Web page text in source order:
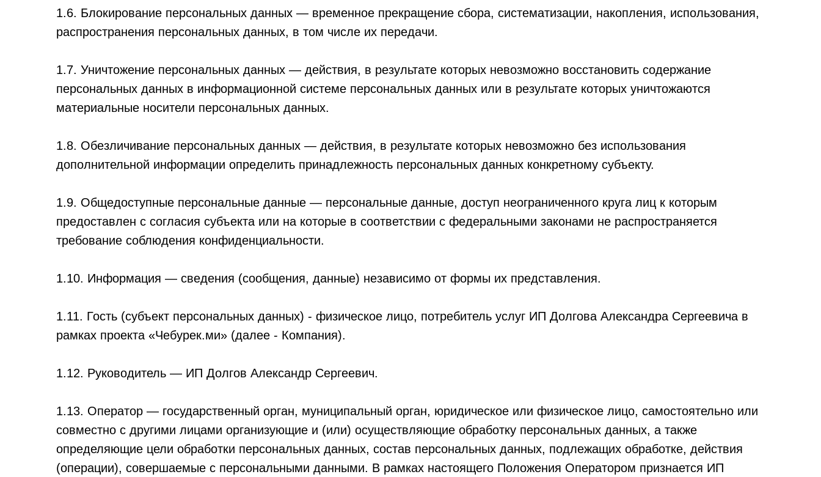
1.6. Блокирование персональных данных — временное прекращение сбора, систематизации, накопления, использования,
распространения персональных данных, в том числе их передачи.
1.7. Уничтожение персональных данных — действия, в результате которых невозможно восстановить содержание
персональных данных в информационной системе персональных данных или в результате которых уничтожаются
материальные носители персональных данных.
1.8. Обезличивание персональных данных — действия, в результате которых невозможно без использования
дополнительной информации определить принадлежность персональных данных конкретному субъекту.
1.9. Общедоступные персональные данные — персональные данные, доступ неограниченного круга лиц к которым
предоставлен с согласия субъекта или на которые в соответствии с федеральными законами не распространяется
требование соблюдения конфиденциальности.
1.10. Информация — сведения (сообщения, данные) независимо от формы их представления.
1.11. Гость (субъект персональных данных) - физическое лицо, потребитель услуг ИП Долгова Александра Сергеевича в
рамках проекта «Чебурек.ми» (далее - Компания).
1.12. Руководитель — ИП Долгов Александр Сергеевич.
1.13. Оператор — государственный орган, муниципальный орган, юридическое или физическое лицо, самостоятельно или
совместно с другими лицами организующие и (или) осуществляющие обработку персональных данных, а также
определяющие цели обработки персональных данных, состав персональных данных, подлежащих обработке, действия
(операции), совершаемые с персональными данными. В рамках настоящего Положения Оператором признается ИП